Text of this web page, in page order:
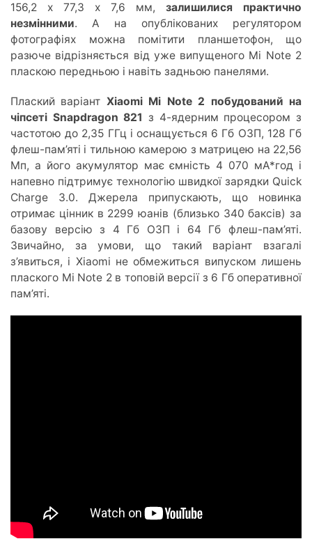
156,2 х 77,3 х 7,6 мм, залишилися практично
незмінними. А на опублікованих регулятором
фотографіях можна помітити планшетофон, що
разюче відрізняється від уже випущеного Mi Note 2
пласкою передньою і навіть задньою панелями.
Плаский варіант Xiaomi Mi Note 2 побудований на
чіпсеті Snapdragon 821 з 4-ядерним процесором з
частотою до 2,35 ГГц і оснащується 6 Гб ОЗП, 128 Гб
флеш-пам’яті і тильною камерою з матрицею на 22,56
Мп, а його акумулятор має ємність 4 070 мА*год і
напевно підтримує технологію швидкої зарядки Quick
Charge 3.0. Джерела припускають, що новинка
отримає цінник в 2299 юанів (близько 340 баксів) за
базову версію з 4 Гб ОЗП і 64 Гб флеш-пам’яті.
Звичайно, за умови, що такий варіант взагалі
з’явиться, і Xiaomi не обмежиться випуском лишень
плаского Mi Note 2 в топовій версії з 6 Гб оперативної
пам’яті.